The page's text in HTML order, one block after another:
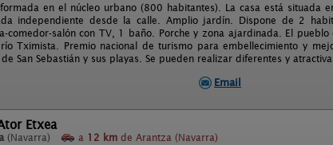
en el núcleo urbano (800 habitantes). La casa está situada
independiente desde la calle. Amplio jardín. Dispone de 2
comedor-salón con TV, 1 baño. Porche y zona ajardinada. El
Tximista. Premio nacional de turismo para embellecimiento y
San Sebastián y sus playas. Se pueden realizar diferentes y
Email
Etxea
(Navarra) a 12 km de Arantza (Navarra)